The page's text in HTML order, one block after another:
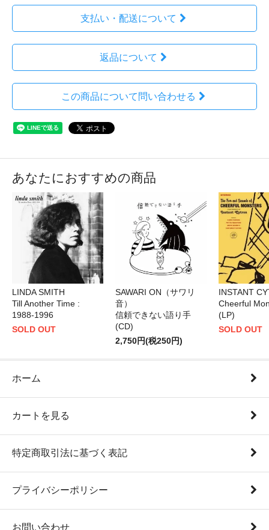
支払い・配送について
返品について
この商品について問い合わせる
あなたにおすすめの商品
LINDA SMITH
Till Another Time :
1988-1996
SOLD OUT
SAWARI ON（サワリ
音）
信頼できない語り手
(CD)
2,750円(税250円)
INSTANT
Cheerful
(LP)
SOLD OUT
ホーム
カートを見る
特定商取引法に基づく表記
プライバシーポリシー
お問い合わせ